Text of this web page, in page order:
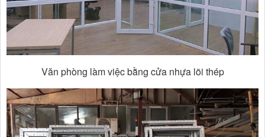
Văn phòng làm việc bằng cửa nhựa lõi thép